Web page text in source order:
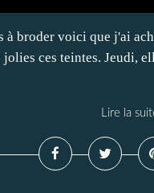
à broder voici que j'ai
ces teintes. Jeudi,
Lire la